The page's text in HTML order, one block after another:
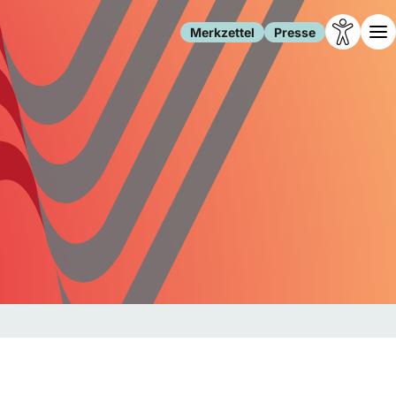
Merkzettel Presse
Leben
Familie
Freizeit
Gesundheit
Internet
Gesellschaft
Forschung
Migration
Polizei